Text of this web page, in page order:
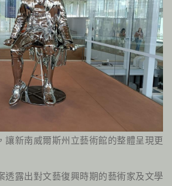
讓新南威爾斯州立藝術館的整體呈現更
透露出對文藝復興時期的藝術家及文學